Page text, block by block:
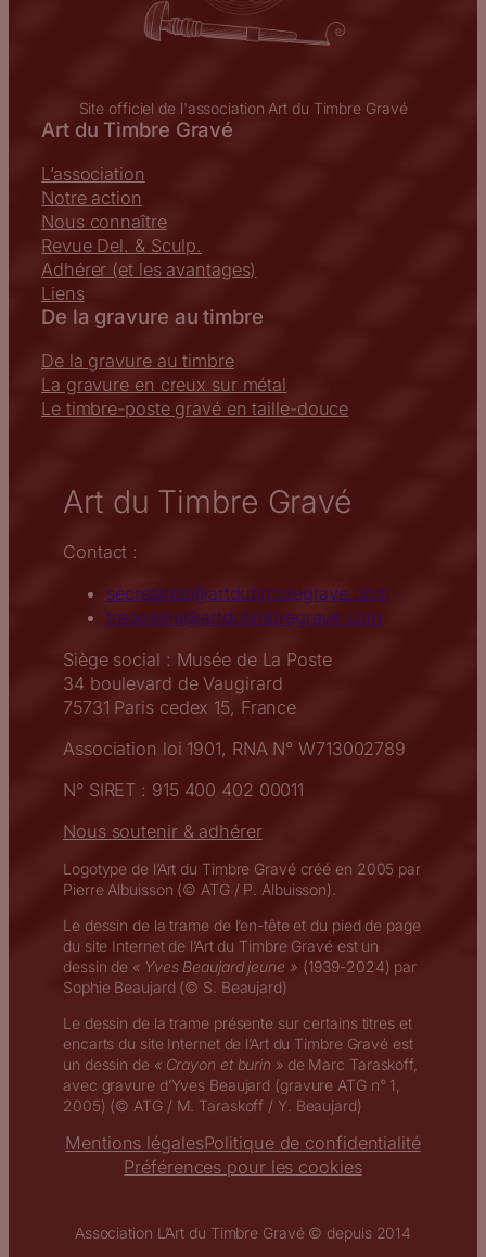
Site officiel de l'association Art du Timbre Gravé
Art du Timbre Gravé
L’association
Notre action
Nous connaître
Revue Del. & Sculp.
Adhérer (et les avantages)
Liens
De la gravure au timbre
De la gravure au timbre
La gravure en creux sur métal
Le timbre-poste gravé en taille-douce
Art du Timbre Gravé
Contact :
secretariat@artdutimbregrave.com
tresorerie@artdutimbregrave.com
Siège social : Musée de La Poste
34 boulevard de Vaugirard
75731 Paris cedex 15, France
Association loi 1901, RNA N° W713002789
N° SIRET : 915 400 402 00011
Nous soutenir & adhérer
Logotype de l’Art du Timbre Gravé créé en 2005 par
Pierre Albuisson (© ATG / P. Albuisson).
Le dessin de la trame de l’en-tête et du pied de page
du site Internet de l’Art du Timbre Gravé est un
dessin de « Yves Beaujard jeune » (1939-2024) par
Sophie Beaujard (© S. Beaujard)
Le dessin de la trame présente sur certains titres et
encarts du site Internet de l’Art du Timbre Gravé est
un dessin de « Crayon et burin » de Marc Taraskoff,
avec gravure d’Yves Beaujard (gravure ATG n° 1,
2005) (© ATG / M. Taraskoff / Y. Beaujard)
Mentions légalesPolitique de confidentialité
Préférences pour les cookies
Association L’Art du Timbre Gravé © depuis 2014